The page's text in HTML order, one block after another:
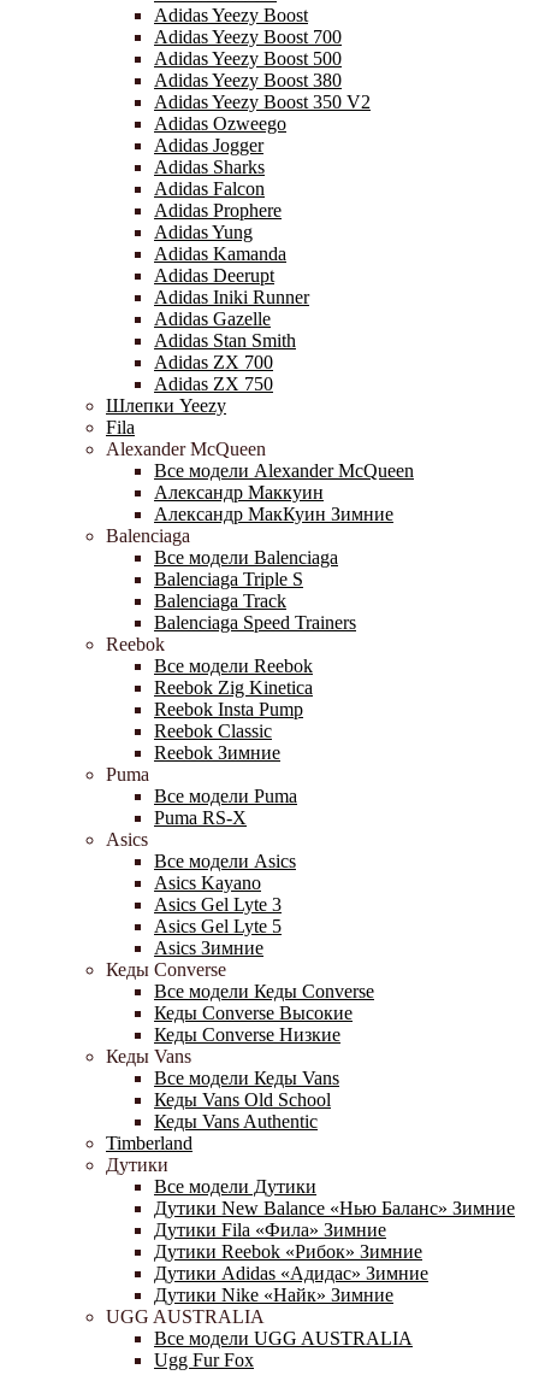
Adidas Yeezy Boost
Adidas Yeezy Boost 700
Adidas Yeezy Boost 500
Adidas Yeezy Boost 380
Adidas Yeezy Boost 350 V2
Adidas Ozweego
Adidas Jogger
Adidas Sharks
Adidas Falcon
Adidas Prophere
Adidas Yung
Adidas Kamanda
Adidas Deerupt
Adidas Iniki Runner
Adidas Gazelle
Adidas Stan Smith
Adidas ZX 700
Adidas ZX 750
Шлепки Yeezy
Fila
Alexander McQueen
Все модели Alexander McQueen
Александр Маккуин
Александр МакКуин Зимние
Balenciaga
Все модели Balenciaga
Balenciaga Triple S
Balenciaga Track
Balenciaga Speed Trainers
Reebok
Все модели Reebok
Reebok Zig Kinetica
Reebok Insta Pump
Reebok Classic
Reebok Зимние
Puma
Все модели Puma
Puma RS-X
Asics
Все модели Asics
Asics Kayano
Asics Gel Lyte 3
Asics Gel Lyte 5
Asics Зимние
Кеды Converse
Все модели Кеды Converse
Кеды Converse Высокие
Кеды Converse Низкие
Кеды Vans
Все модели Кеды Vans
Кеды Vans Old School
Кеды Vans Authentic
Timberland
Дутики
Все модели Дутики
Дутики New Balance «Нью Баланс» Зимние
Дутики Fila «Фила» Зимние
Дутики Reebok «Рибок» Зимние
Дутики Adidas «Адидас» Зимние
Дутики Nike «Найк» Зимние
UGG AUSTRALIA
Все модели UGG AUSTRALIA
Ugg Fur Fox